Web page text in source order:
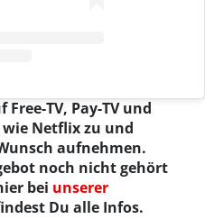
TV, Pay-TV und
Netflix zu und
aufnehmen.
noch nicht gehört
bei unserer
Du alle Infos.